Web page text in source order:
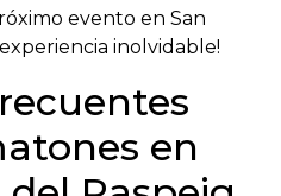
evento en San
inolvidable!
en